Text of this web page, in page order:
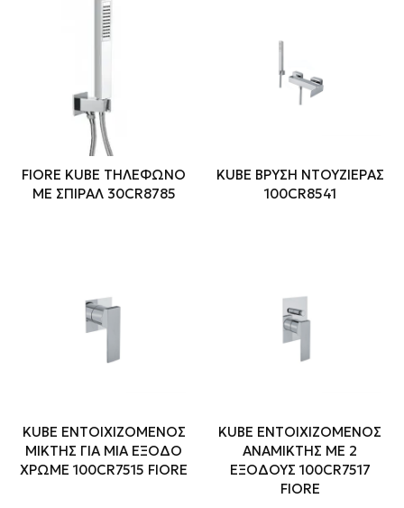
FIORE KUBE ΤΗΛΕΦΩΝΟ
ΜΕ ΣΠΙΡΑΛ 30CR8785
KUBE ΒΡΥΣΗ ΝΤΟΥΖΙΕΡΑΣ
100CR8541
KUBE ΕΝΤΟΙΧΙΖΟΜΕΝΟΣ
ΜΙΚΤΗΣ ΓΙΑ ΜΙΑ ΕΞΟΔΟ
ΧΡΩΜΕ 100CR7515 FIORE
KUBE ΕΝΤΟΙΧΙΖΟΜΕΝΟΣ
ΑΝΑΜΙΚΤΗΣ ΜΕ 2
ΕΞΟΔΟΥΣ 100CR7517
FIORE